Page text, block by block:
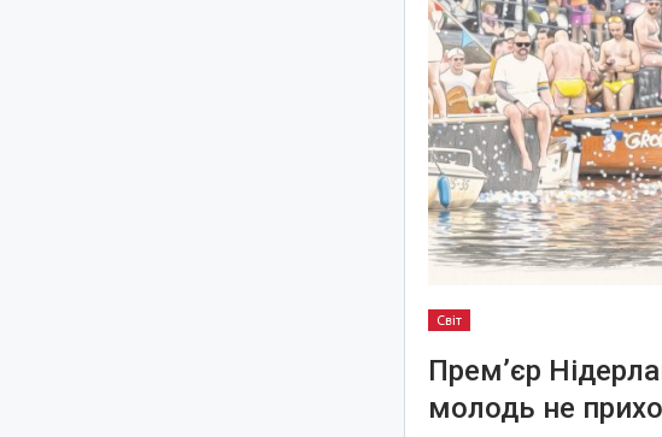
Світ
Прем’єр
молодь не